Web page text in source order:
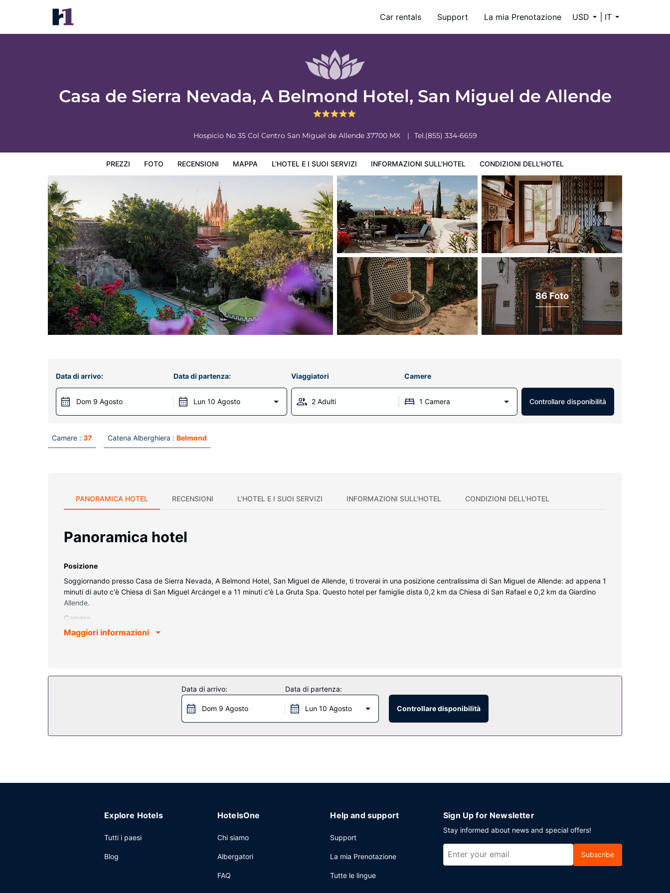
Car rentals Support La mia Prenotazione USD IT
Casa de Sierra Nevada, A Belmond Hotel, San Miguel de Allende
Hospicio No 35 Col Centro San Miguel de Allende 37700 MX Tel.(855) 334-6659
PREZZI FOTO RECENSIONI MAPPA L'HOTEL E I SUOI SERVIZI INFORMAZIONI SULL'HOTEL CONDIZIONI DELL'HOTEL
Casa de Sierra Nevada, A Belmond Hotel, San Miguel de Allende
Prezzi Condizioni dell'hotel
86 Foto
Data di arrivo:
Dom 9 Agosto
Data di partenza:
Lun 10 Agosto
Viaggiatori Camere
2 Adulti 1 Camera Controllare disponibilità
Camere : 37 Catena Alberghiera : Belmond
PANORAMICA HOTEL RECENSIONI L'HOTEL E I SUOI SERVIZI INFORMAZIONI SULL'HOTEL CONDIZIONI DELL'HOTEL
Panoramica hotel
Posizione
Soggiornando presso Casa de Sierra Nevada, A Belmond Hotel, San Miguel de Allende, ti troverai in una posizione centralissima di San Miguel de Allende: ad appena 1
minuti di auto c'è Chiesa di San Miguel Arcángel e a 11 minuti c'è La Gruta Spa. Questo hotel per famiglie dista 0,2 km da Chiesa di San Rafael e 0,2 km da Giardino
Allende.
Camere
Rilassati in una delle 37 camere con stile personalizzato della struttura, complete di docking station per iPod e lettore DVD. La TV a schermo piatto da 42 pollici con
Rilassati presso la spa con servizi completi, dove ti attendono massaggi, trattamenti per il corpo e trattamenti per il viso. Il divertimento è assicurato, grazie ad
un'ampia gamma di servizi, che includono una piscina all'aperto, una palestra e un servizio di noleggio biciclette. Questo hotel dispone, inoltre, di il Wi-Fi gratuito,
Altre attrattive
avrai a disposizione 505 metri quadrati di spazio con un'area per conferenze e 3 sale riunioni. Potrai usufruire di una navetta da e per l'aeroporto 24 ore su 24 a
pagamento; inoltre, in loco troverai il un parcheggio (a pagamento).
Maggiori informazioni
Data di arrivo:
Dom 9 Agosto
Data di partenza:
Lun 10 Agosto Controllare disponibilità
Explore Hotels
Tutti i paesi
Blog
HotelsOne
Chi siamo
Albergatori
FAQ
Help and support
Support
La mia Prenotazione
Tutte le lingue
Sign Up for Newsletter
Stay informed about news and special offers!
Subscribe